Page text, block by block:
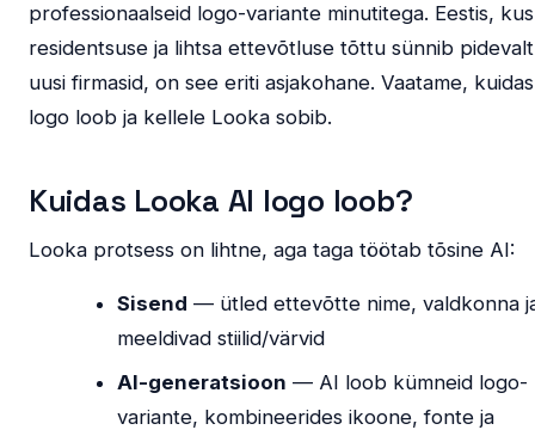
professionaalseid logo-variante minutitega. Eestis,
residentsuse ja lihtsa ettevõtluse tõttu sünnib pidevalt
uusi firmasid, on see eriti asjakohane. Vaatame,
logo loob ja kellele Looka sobib.
Kuidas Looka AI logo loob?
Looka protsess on lihtne, aga taga töötab tõsine AI:
Sisend — ütled ettevõtte nime, valdkonna
meeldivad stiilid/värvid
AI-generatsioon — AI loob kümneid logo-
variante, kombineerides ikoone, fonte ja